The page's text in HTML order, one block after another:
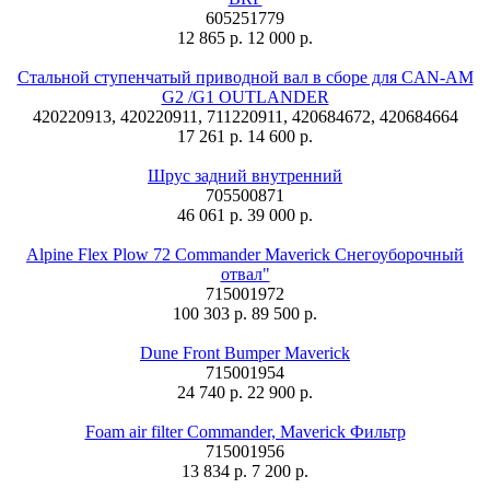
605251779
12 865 р. 12 000 р.
Стальной ступенчатый приводной вал в сборе для CAN-AM
G2 /G1 OUTLANDER
420220913, 420220911, 711220911, 420684672, 420684664
17 261 р. 14 600 р.
Шрус задний внутренний
705500871
46 061 р. 39 000 р.
Alpine Flex Plow 72 Commander Maverick Снегоуборочный
отвал"
715001972
100 303 р. 89 500 р.
Dune Front Bumper Maverick
715001954
24 740 р. 22 900 р.
Foam air filter Commander, Maverick Фильтр
715001956
13 834 р. 7 200 р.